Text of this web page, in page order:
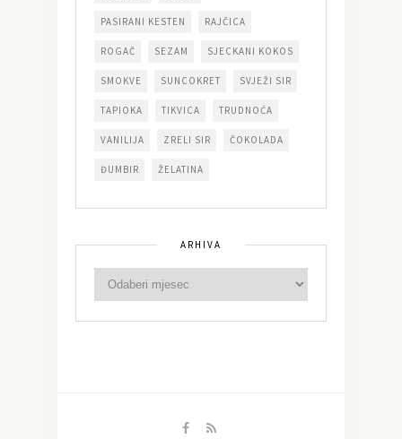
PASIRANI KESTEN RAJČICA
ROGAČ SEZAM SJECKANI KOKOS
SMOKVE SUNCOKRET SVJEŽI SIR
TAPIOKA TIKVICA TRUDNOĆA
VANILIJA ZRELI SIR ČOKOLADA
ĐUMBIR ŽELATINA
ARHIVA